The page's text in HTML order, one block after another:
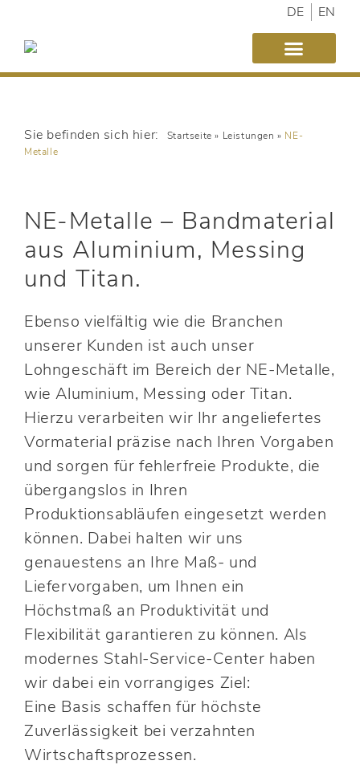
DE EN
Startseite » Leistungen » NE-
Metalle
NE-Metalle – Bandmaterial
aus Aluminium, Messing
und Titan.
Ebenso vielfältig wie die Branchen
unserer Kunden ist auch unser
Lohngeschäft im Bereich der NE-Metalle,
wie Aluminium, Messing oder Titan.
Hierzu verarbeiten wir Ihr angeliefertes
Vormaterial präzise nach Ihren Vorgaben
und sorgen für fehlerfreie Produkte, die
übergangslos in Ihren
Produktionsabläufen eingesetzt werden
können. Dabei halten wir uns
genauestens an Ihre Maß- und
Liefervorgaben, um Ihnen ein
Höchstmaß an Produktivität und
Flexibilität garantieren zu können. Als
modernes Stahl-Service-Center haben
wir dabei ein vorrangiges Ziel:
Eine Basis schaffen für höchste
Zuverlässigkeit bei verzahnten
Wirtschaftsprozessen.